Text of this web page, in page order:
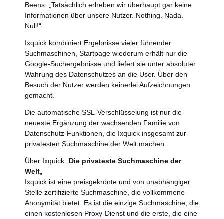
Beens. „Tatsächlich erheben wir überhaupt gar keine
Informationen über unsere Nutzer. Nothing. Nada.
Null!“
Ixquick kombiniert Ergebnisse vieler führender
Suchmaschinen, Startpage wiederum erhält nur die
Google-Suchergebnisse und liefert sie unter absoluter
Wahrung des Datenschutzes an die User. Über den
Besuch der Nutzer werden keinerlei Aufzeichnungen
gemacht.
Die automatische SSL-Verschlüsselung ist nur die
neueste Ergänzung der wachsenden Familie von
Datenschutz-Funktionen, die Ixquick insgesamt zur
privatesten Suchmaschine der Welt machen.
Über Ixquick „ Die privateste Suchmaschine der
Welt
Ixquick ist eine preisgekrönte und von unabhängiger
Stelle zertifizierte Suchmaschine, die vollkommene
Anonymität bietet. Es ist die einzige Suchmaschine, die
einen kostenlosen Proxy-Dienst und die erste, die eine